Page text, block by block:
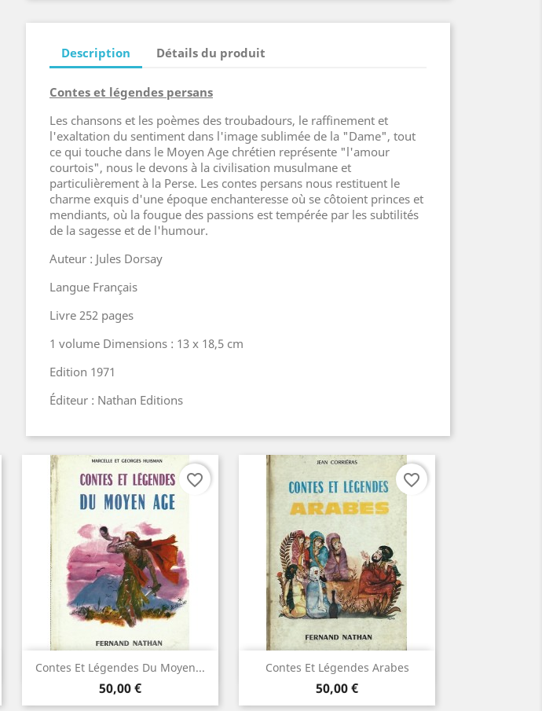
Description Détails du produit
Contes et légendes persans
Les chansons et les poèmes des troubadours, le raffinement et
l'exaltation du sentiment dans l'image sublimée de la "Dame", tout
ce qui touche dans le Moyen Age chrétien représente "l'amour
courtois", nous le devons à la civilisation musulmane et
particulièrement à la Perse. Les contes persans nous restituent le
charme exquis d'une époque enchanteresse où se côtoient princes et
mendiants, où la fougue des passions est tempérée par les subtilités
de la sagesse et de l'humour.
Auteur : Jules Dorsay
Langue Français
Livre 252 pages
1 volume Dimensions : 13 x 18,5 cm
Edition 1971
Éditeur : Nathan Editions
Contes Et Légendes Du Moyen...
Prix
50,00 €
 Aperçu rapide
favorite_border
Contes Et Légendes Arabes
Prix
50,00 €
 Aperçu rapide
favorite_border